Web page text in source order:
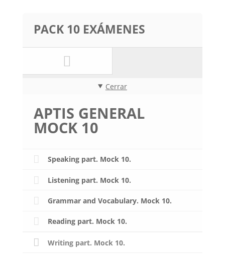
PACK 10 EXÁMENES
Cerrar
APTIS GENERAL
MOCK 10
Speaking part. Mock 10.
Listening part. Mock 10.
Grammar and Vocabulary. Mock 10.
Reading part. Mock 10.
Writing part. Mock 10.